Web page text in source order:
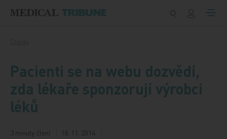
Pacienti se na webu dozvědí,
zda lékaře sponzorují výrobci
léků
3 minuty čtení 18. 11. 2014